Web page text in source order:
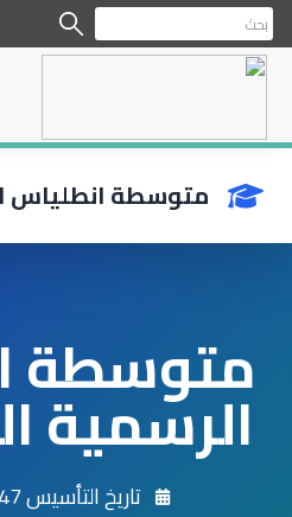
متوسطة انطلياس
متوسطة
الرسمية
تاريخ التأسيس 1947 March 12